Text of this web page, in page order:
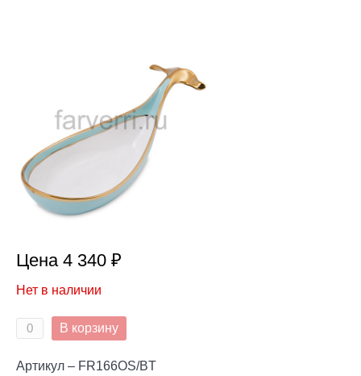
Цена 4 340 ₽
Нет в наличии
В корзину
Артикул – FR166OS/BT